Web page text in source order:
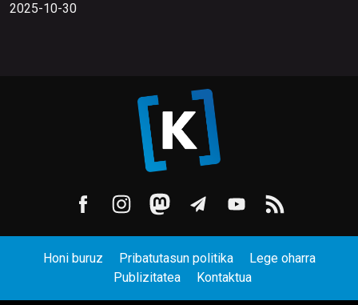
2025-10-30
Honi buruz Pribatutasun politika
Lege oharra
Publizitatea
Kontaktua